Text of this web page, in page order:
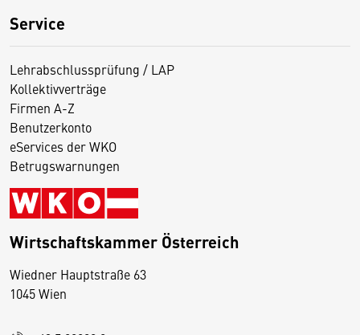
Service
Lehrabschlussprüfung / LAP
Kollektivverträge
Firmen A-Z
Benutzerkonto
eServices der WKO
Betrugswarnungen
Wirtschaftskammer Österreich
Wiedner Hauptstraße 63
1045 Wien
D